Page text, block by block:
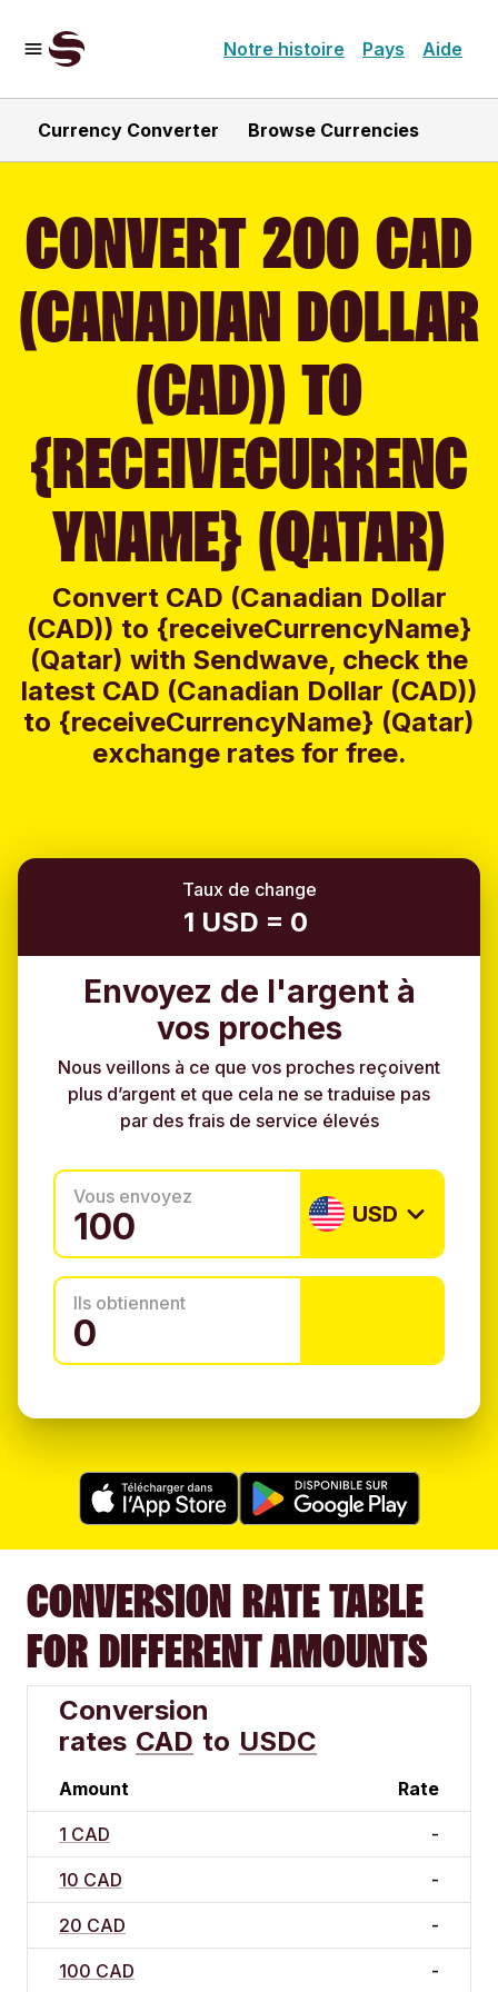
Notre histoire Pays Aide
Currency Converter Browse Currencies
CONVERT 200 CAD
(CANADIAN DOLLAR
(CAD)) TO
{RECEIVECURRENC
YNAME} (QATAR)
Convert CAD (Canadian Dollar
(CAD)) to {receiveCurrencyName}
(Qatar) with Sendwave, check the
latest CAD (Canadian Dollar (CAD))
to {receiveCurrencyName} (Qatar)
exchange rates for free.
Taux de change
1 USD = 0
Envoyez de l'argent à
vos proches
Nous veillons à ce que vos proches reçoivent
plus d’argent et que cela ne se traduise pas
par des frais de service élevés
Vous envoyez
USD
Ils obtiennent
CONVERSION RATE TABLE
FOR DIFFERENT AMOUNTS
Conversion
rates CAD to USDC
Amount Rate
1 CAD -
10 CAD -
20 CAD -
100 CAD -